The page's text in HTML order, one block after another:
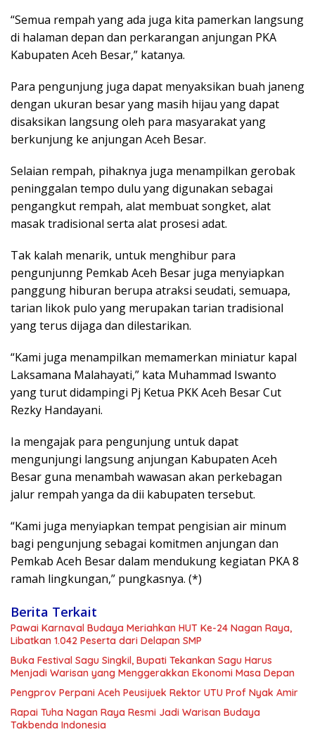
“Semua rempah yang ada juga kita pamerkan langsung
di halaman depan dan perkarangan anjungan PKA
Kabupaten Aceh Besar,” katanya.
Para pengunjung juga dapat menyaksikan buah janeng
dengan ukuran besar yang masih hijau yang dapat
disaksikan langsung oleh para masyarakat yang
berkunjung ke anjungan Aceh Besar.
Selaian rempah, pihaknya juga menampilkan gerobak
peninggalan tempo dulu yang digunakan sebagai
pengangkut rempah, alat membuat songket, alat
masak tradisional serta alat prosesi adat.
Tak kalah menarik, untuk menghibur para
pengunjunng Pemkab Aceh Besar juga menyiapkan
panggung hiburan berupa atraksi seudati, semuapa,
tarian likok pulo yang merupakan tarian tradisional
yang terus dijaga dan dilestarikan.
“Kami juga menampilkan memamerkan miniatur kapal
Laksamana Malahayati,” kata Muhammad Iswanto
yang turut didampingi Pj Ketua PKK Aceh Besar Cut
Rezky Handayani.
Ia mengajak para pengunjung untuk dapat
mengunjungi langsung anjungan Kabupaten Aceh
Besar guna menambah wawasan akan perkebagan
jalur rempah yanga da dii kabupaten tersebut.
“Kami juga menyiapkan tempat pengisian air minum
bagi pengunjung sebagai komitmen anjungan dan
Pemkab Aceh Besar dalam mendukung kegiatan PKA 8
ramah lingkungan,” pungkasnya. (*)
Berita Terkait
Pawai Karnaval Budaya Meriahkan HUT Ke-24 Nagan Raya,
Libatkan 1.042 Peserta dari Delapan SMP
Buka Festival Sagu Singkil, Bupati Tekankan Sagu Harus
Menjadi Warisan yang Menggerakkan Ekonomi Masa Depan
Pengprov Perpani Aceh Peusijuek Rektor UTU Prof Nyak Amir
Rapai Tuha Nagan Raya Resmi Jadi Warisan Budaya
Takbenda Indonesia